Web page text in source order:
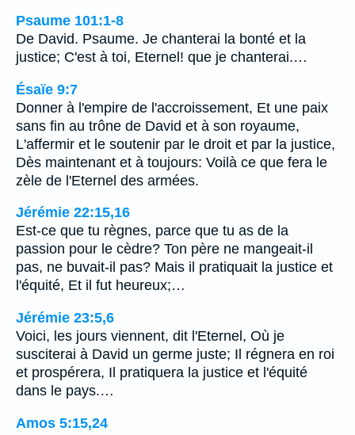
Psaume 101:1-8
De David. Psaume. Je chanterai la bonté et la
justice; C'est à toi, Eternel! que je chanterai.…
Ésaïe 9:7
Donner à l'empire de l'accroissement, Et une paix
sans fin au trône de David et à son royaume,
L'affermir et le soutenir par le droit et par la justice,
Dès maintenant et à toujours: Voilà ce que fera le
zèle de l'Eternel des armées.
Jérémie 22:15,16
Est-ce que tu règnes, parce que tu as de la
passion pour le cèdre? Ton père ne mangeait-il
pas, ne buvait-il pas? Mais il pratiquait la justice et
l'équité, Et il fut heureux;…
Jérémie 23:5,6
Voici, les jours viennent, dit l'Eternel, Où je
susciterai à David un germe juste; Il régnera en roi
et prospérera, Il pratiquera la justice et l'équité
dans le pays.…
Amos 5:15,24